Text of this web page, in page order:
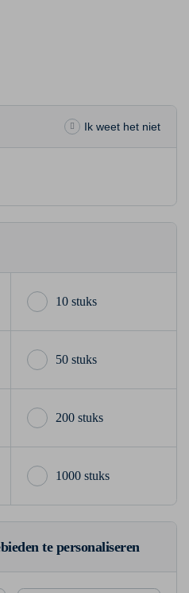
Ik weet het niet
10 stuks
50 stuks
200 stuks
1000 stuks
te personaliseren